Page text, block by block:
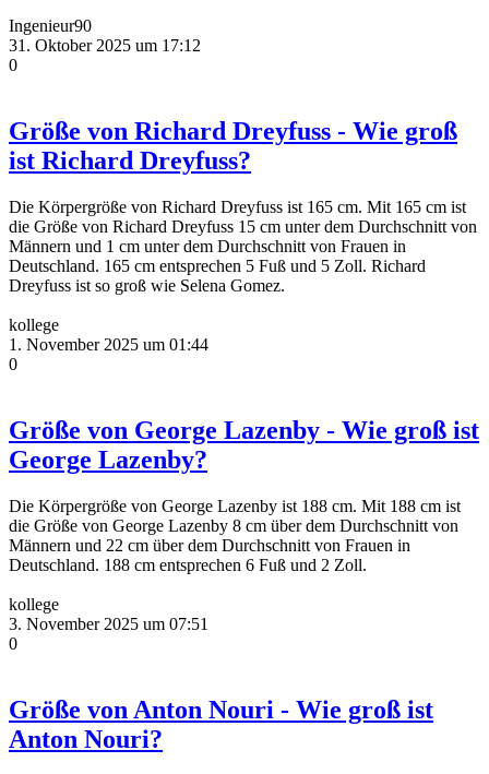
Ingenieur90
31. Oktober 2025 um 17:12
0
Größe von Richard Dreyfuss - Wie groß
ist Richard Dreyfuss?
Die Körpergröße von Richard Dreyfuss ist 165 cm. Mit 165 cm ist
die Größe von Richard Dreyfuss 15 cm unter dem Durchschnitt von
Männern und 1 cm unter dem Durchschnitt von Frauen in
Deutschland. 165 cm entsprechen 5 Fuß und 5 Zoll. Richard
Dreyfuss ist so groß wie Selena Gomez.
kollege
1. November 2025 um 01:44
0
Größe von George Lazenby - Wie groß ist
George Lazenby?
Die Körpergröße von George Lazenby ist 188 cm. Mit 188 cm ist
die Größe von George Lazenby 8 cm über dem Durchschnitt von
Männern und 22 cm über dem Durchschnitt von Frauen in
Deutschland. 188 cm entsprechen 6 Fuß und 2 Zoll.
kollege
3. November 2025 um 07:51
0
Größe von Anton Nouri - Wie groß ist
Anton Nouri?